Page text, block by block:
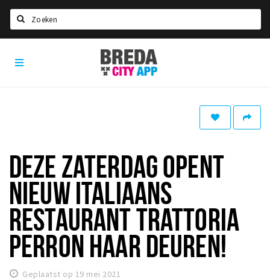
Home
Eten
Drinken
Slapen
Recreatief
Winkels
Breda
City
App
DEZE ZATERDAG OPENT
NIEUW ITALIAANS
RESTAURANT TRATTORIA
PERRON HAAR DEUREN!
Geplaatst op 19 mei 2021